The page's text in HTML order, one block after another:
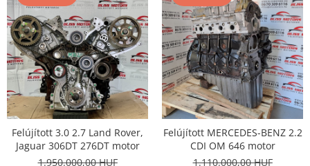
Felújított 3.0 2.7 Land Rover,
Jaguar 306DT 276DT motor
1.950.000,00 HUF
Felújított MERCEDES-BENZ 2.2
CDI OM 646 motor
1.110.000,00 HUF